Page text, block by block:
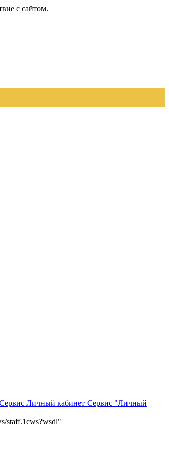
с сайтом.
Сервис "Личный
staff.1cws?wsdl"